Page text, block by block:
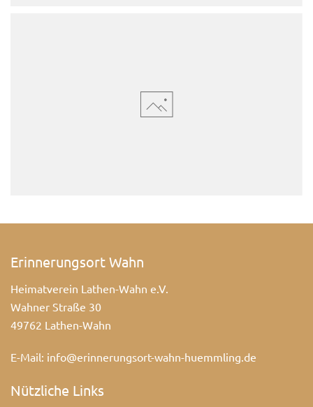
Erinnerungsort Wahn
Heimatverein Lathen-Wahn e.V.
Wahner Straße 30
49762 Lathen-Wahn
E-Mail: info@erinnerungsort-wahn-huemmling.de
Nützliche Links